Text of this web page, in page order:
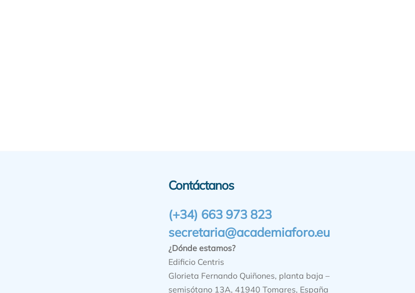
Contáctanos
(+34) 663 973 823
secretaria@academiaforo.eu
¿Dónde estamos?
Edificio Centris
Glorieta Fernando Quiñones, planta baja –
semisótano 13A, 41940 Tomares, España